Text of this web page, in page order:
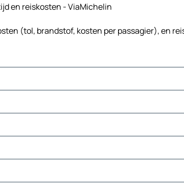
en reiskosten - ViaMichelin
(tol, brandstof, kosten per passagier), en